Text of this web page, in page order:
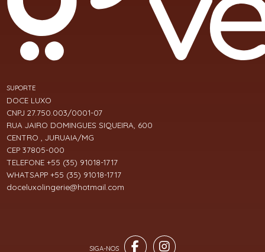
SUPORTE
DOCE LUXO
CNPJ 27.750.003/0001-07
RUA JAIRO DOMINGUES SIQUEIRA, 600
CENTRO , JURUAIA/MG
CEP 37805-000
TELEFONE +55 (35) 91018-1717
WHATSAPP +55 (35) 91018-1717
doceluxolingerie@hotmail.com